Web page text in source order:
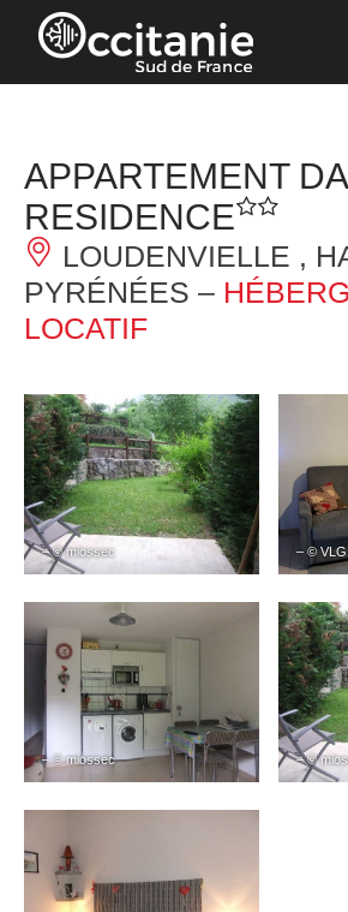
Panneau de gestion des cookies
APPARTEMENT
RESIDENCE
LOUDENVIELLE ,
PYRÉNÉES –
LOCATIF
– © miossec – ©
– © miossec – ©